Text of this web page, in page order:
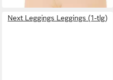
Next Leggings Leggings (1-tlg)